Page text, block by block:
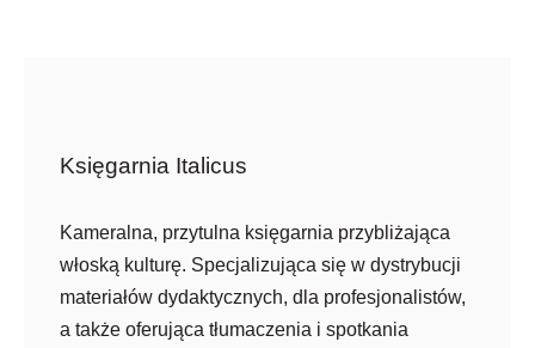
Księgarnia Italicus
Kameralna, przytulna księgarnia przybliżająca
włoską kulturę. Specjalizująca się w dystrybucji
materiałów dydaktycznych, dla profesjonalistów,
a także oferująca tłumaczenia i spotkania